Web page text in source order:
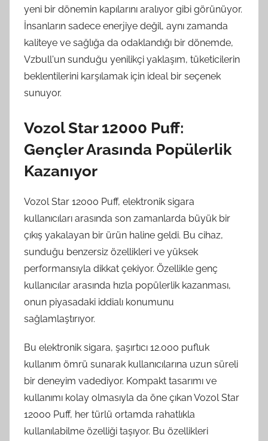
yeni bir dönemin kapılarını aralıyor gibi görünüyor.
İnsanların sadece enerjiye değil, aynı zamanda
kaliteye ve sağlığa da odaklandığı bir dönemde,
Vzbull'un sunduğu yenilikçi yaklaşım, tüketicilerin
beklentilerini karşılamak için ideal bir seçenek
sunuyor.
Vozol Star 12000 Puff:
Gençler Arasında Popülerlik
Kazanıyor
Vozol Star 12000 Puff, elektronik sigara
kullanıcıları arasında son zamanlarda büyük bir
çıkış yakalayan bir ürün haline geldi. Bu cihaz,
sunduğu benzersiz özellikleri ve yüksek
performansıyla dikkat çekiyor. Özellikle genç
kullanıcılar arasında hızla popülerlik kazanması,
onun piyasadaki iddialı konumunu
sağlamlaştırıyor.
Bu elektronik sigara, şaşırtıcı 12.000 pufluk
kullanım ömrü sunarak kullanıcılarına uzun süreli
bir deneyim vadediyor. Kompakt tasarımı ve
kullanımı kolay olmasıyla da öne çıkan Vozol Star
12000 Puff, her türlü ortamda rahatlıkla
kullanılabilme özelliği taşıyor. Bu özellikleri